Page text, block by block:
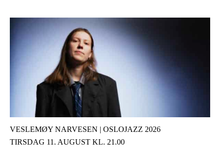
VESLEMØY NARVESEN | OSLOJAZZ 2026
TIRSDAG 11. AUGUST KL. 21.00